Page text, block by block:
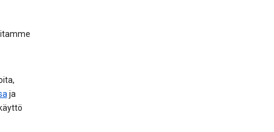
ja